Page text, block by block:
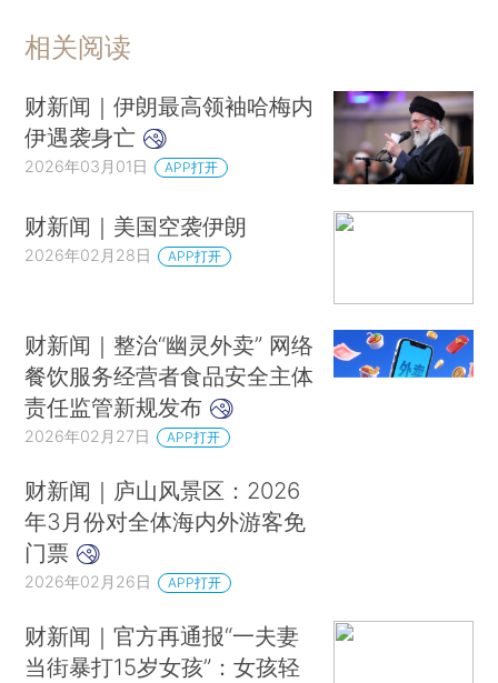
特朗普称不达目标不停战 伊朗称何时停战由伊方决定
蔚来芯片子公司首轮融资超20亿元 合肥国投和IDG资本等参投
行业承受库存压力 车企春节后多措施促销
注册会计师法修正 加大对审计造假等处罚力度
军用AI争论引发抵制风潮 OpenAI、Anthropic和美国国防部连发回应
相关阅读
财新闻｜伊朗最高领袖哈梅内
伊遇袭身亡
2026年03月01日 APP打开
财新闻｜美国空袭伊朗
2026年02月28日 APP打开
财新闻｜整治“幽灵外卖” 网络
餐饮服务经营者食品安全主体
责任监管新规发布
2026年02月27日 APP打开
财新闻｜庐山风景区：2026
年3月份对全体海内外游客免
门票
2026年02月26日 APP打开
财新闻｜官方再通报“一夫妻
当街暴打15岁女孩”：女孩轻